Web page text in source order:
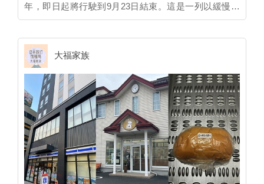
年，即日起將行駛到9月23日結束。這是一列以緩慢速
度行駛、讓旅客可從超大車窗細細品味北海道美麗風光
座位，建議改搭普通列車！夏季期間，部分普通列車也
會停靠「薰衣草花田站」，沿途同樣能欣賞療癒的田園
風景。 ▍札幌出發，搭「富良野・美瑛慢車號」買這張
套票就對了！ 推薦您使用「札幌－富良野區域鐵路周遊
券」 ‧有效期間：連續 4 天 ‧超值優惠：札幌－富良野只
要搭乘「來回一次」就回本！ ‧提早購買更划算：購買
「海外預售電子券（兌換証）」，比直接在北海道指定
車站購買現省 1,000 日圓。 ‧搭乘觀光列車不需額外加
價！ ★ 富良野薰衣草特急（全車指定席） ★ 富良野・
美瑛慢車號（Norokko 號 / 全車指定席） ※ 注意：指定
大福家族